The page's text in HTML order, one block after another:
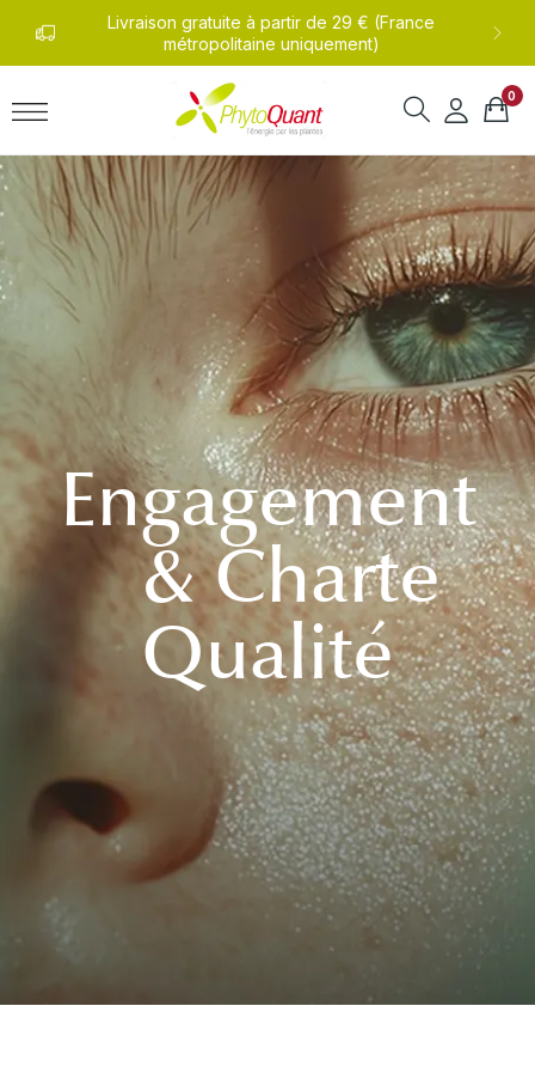
Livraison gratuite à partir de 29 € (France
métropolitaine uniquement)
0
Engagement
& Charte
Qualité